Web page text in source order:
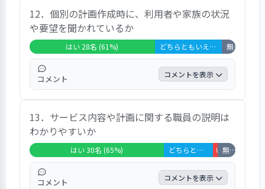
いると思う。 かなりプライバシーに気を遣
ってもらっていると思う。 全て理解し、プラ
イバシーを守ってくれている。 大切に守ら
れていると思う。 お互いに他人のことは話
しません、などプライバシーに対する評価は
高い。
12．個別の計画作成時に、利用者や家族の状況
や要望を聞かれているか
はい 28名 (61%) どちらともいえない 15名 (33%) 無回答・非該当 3名 (7%)
コメント コメントを表示
だめなことは、だめと言う。言うことはでき
る。 月に１回定例集会もあり、栄養士さん
との話もある。 家族が聞いていると思う。
先日いらした。要望も聞いてくれた。 頼め
ばやってくれる、との声があった。
13．サービス内容や計画に関する職員の説明は
わかりやすいか
はい 30名 (65%) どちらともいえない 11名 (24%) いいえ 1名
無回答・非該当 4名 (9%)
コメント コメントを表示